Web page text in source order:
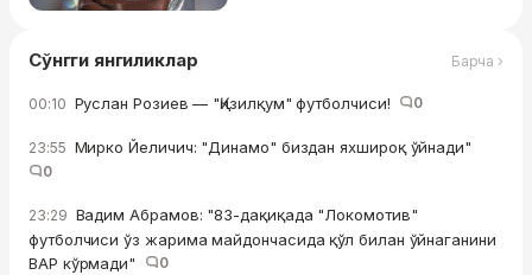
Сўнгги янгиликлар Барча ›
00:10 Руслан Розиев — "Қизилқум" футболчиси! 0
23:55 Мирко Йеличич: "Динамо" биздан яхшироқ ўйнади"
0
23:29 Вадим Абрамов: "83-дақиқада "Локомотив"
футболчиси ўз жарима майдончасида қўл билан ўйнаганини
ВАР кўрмади"
0